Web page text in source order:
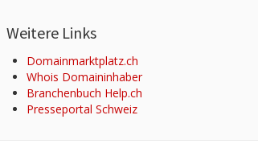
Weitere Links
Domainmarktplatz.ch
Whois Domaininhaber
Branchenbuch Help.ch
Presseportal Schweiz